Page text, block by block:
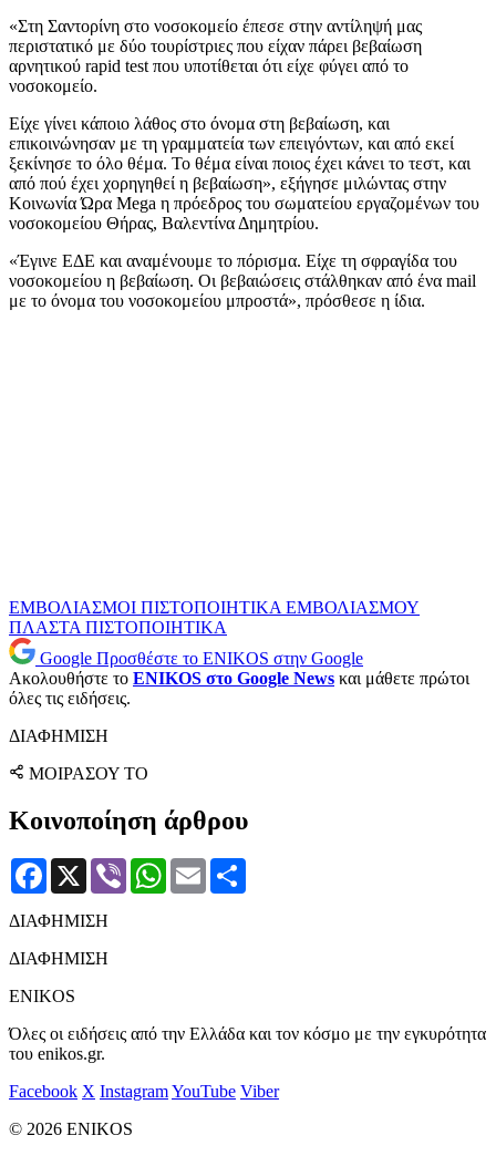
«Στη Σαντορίνη στο νοσοκομείο έπεσε στην αντίληψή μας
περιστατικό με δύο τουρίστριες που είχαν πάρει βεβαίωση
αρνητικού rapid test που υποτίθεται ότι είχε φύγει από το
νοσοκομείο.
Είχε γίνει κάποιο λάθος στο όνομα στη βεβαίωση, και
επικοινώνησαν με τη γραμματεία των επειγόντων, και από εκεί
ξεκίνησε το όλο θέμα. Το θέμα είναι ποιος έχει κάνει το τεστ, και
από πού έχει χορηγηθεί η βεβαίωση», εξήγησε μιλώντας στην
Κοινωνία Ώρα Mega η πρόεδρος του σωματείου εργαζομένων του
νοσοκομείου Θήρας, Βαλεντίνα Δημητρίου.
«Έγινε ΕΔΕ και αναμένουμε το πόρισμα. Είχε τη σφραγίδα του
νοσοκομείου η βεβαίωση. Οι βεβαιώσεις στάλθηκαν από ένα mail
με το όνομα του νοσοκομείου μπροστά», πρόσθεσε η ίδια.
ΕΜΒΟΛΙΑΣΜΟΙ ΠΙΣΤΟΠΟΙΗΤΙΚΑ ΕΜΒΟΛΙΑΣΜΟΥ
ΠΛΑΣΤΑ ΠΙΣΤΟΠΟΙΗΤΙΚΑ
Google Προσθέστε το ENIKOS στην Google
Ακολουθήστε το ENIKOS στο Google News και μάθετε πρώτοι
όλες τις ειδήσεις.
ΔΙΑΦΗΜΙΣΗ
ΜΟΙΡΑΣΟΥ ΤΟ
Κοινοποίηση άρθρου
Facebook
X Viber WhatsApp
Email
ΔΙΑΦΗΜΙΣΗ
ΔΙΑΦΗΜΙΣΗ
ENIKOS
Όλες οι ειδήσεις από την Ελλάδα και τον κόσμο με την εγκυρότητα
του enikos.gr.
Facebook X InstagramYouTube Viber
© 2026 ENIKOS